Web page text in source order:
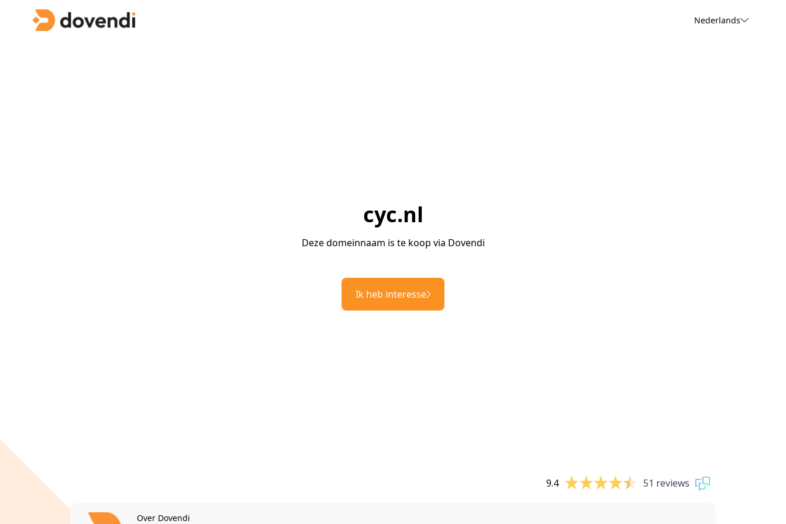
Nederlands
cyc.nl
Deze domeinnaam is te koop via Dovendi
Ik heb interesse
9.4 51 reviews
Over Dovendi